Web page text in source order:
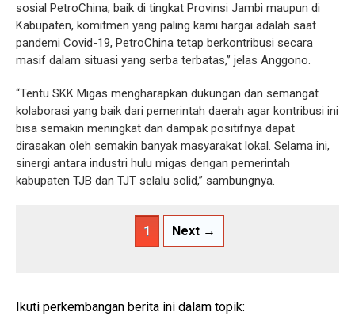
sosial PetroChina, baik di tingkat Provinsi Jambi maupun di
Kabupaten, komitmen yang paling kami hargai adalah saat
pandemi Covid-19, PetroChina tetap berkontribusi secara
masif dalam situasi yang serba terbatas,” jelas Anggono.
“Tentu SKK Migas mengharapkan dukungan dan semangat
kolaborasi yang baik dari pemerintah daerah agar kontribusi ini
bisa semakin meningkat dan dampak positifnya dapat
dirasakan oleh semakin banyak masyarakat lokal. Selama ini,
sinergi antara industri hulu migas dengan pemerintah
kabupaten TJB dan TJT selalu solid,” sambungnya.
1 Next →
Ikuti perkembangan berita ini dalam topik: